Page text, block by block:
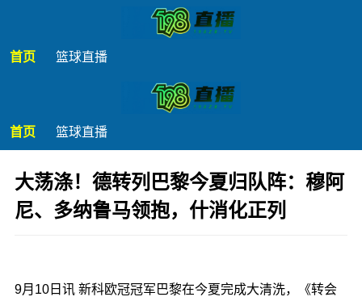
首页 篮球直播
首页 篮球直播
大荡涤！德转列巴黎今夏归队阵：穆阿
尼、多纳鲁马领抱，什消化正列
9月10日讯 新科欧冠冠军巴黎在今夏完成大清洗，《转会